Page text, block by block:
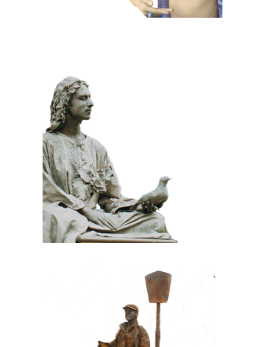
KLASSIEK
100 Meditatief Beeld